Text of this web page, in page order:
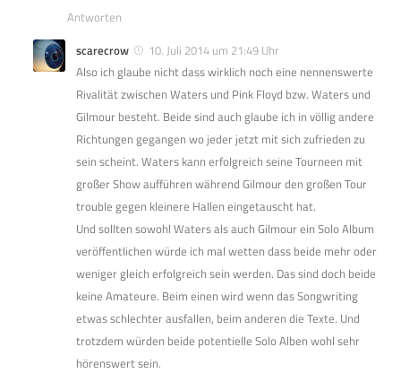
Antworten
scarecrow
10. Juli 2014 um 21:49 Uhr
Also ich glaube nicht dass wirklich noch eine nennenswerte
Rivalität zwischen Waters und Pink Floyd bzw. Waters und
Gilmour besteht. Beide sind auch glaube ich in völlig andere
Richtungen gegangen wo jeder jetzt mit sich zufrieden zu
sein scheint. Waters kann erfolgreich seine Tourneen mit
großer Show aufführen während Gilmour den großen Tour
trouble gegen kleinere Hallen eingetauscht hat.
Und sollten sowohl Waters als auch Gilmour ein Solo Album
veröffentlichen würde ich mal wetten dass beide mehr oder
weniger gleich erfolgreich sein werden. Das sind doch beide
keine Amateure. Beim einen wird wenn das Songwriting
etwas schlechter ausfallen, beim anderen die Texte. Und
trotzdem würden beide potentielle Solo Alben wohl sehr
hörenswert sein.